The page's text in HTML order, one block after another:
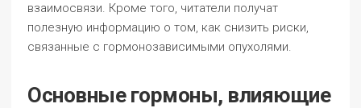
взаимосвязи. Кроме того, читатели получат
полезную информацию о том, как снизить риски,
связанные с гормонозависимыми опухолями.
Основные гормоны, влияющие